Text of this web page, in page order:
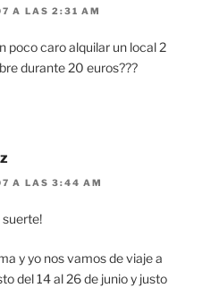
A LAS 2:31 AM
poco caro alquilar un local 2
durante 20 euros???
A LAS 3:44 AM
suerte!
y yo nos vamos de viaje a
del 14 al 26 de junio y justo